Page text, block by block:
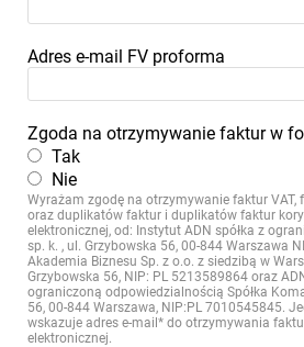
Adres e-mail FV proforma
Zgoda na otrzymywanie faktur w
Tak
Nie
Wyrażam zgodę na otrzymywanie faktur VAT,
oraz duplikatów faktur i duplikatów faktur
elektronicznej, od: Instytut ADN spółka z
sp. k. , ul. Grzybowska 56, 00-844 Warszawa
Akademia Biznesu Sp. z o.o. z siedzibą w
Grzybowska 56, NIP: PL 5213589864 oraz
ograniczoną odpowiedzialnością Spółka
56, 00-844 Warszawa, NIP:PL 7010545845.
wskazuje adres e-mail* do otrzymywania
elektronicznej.